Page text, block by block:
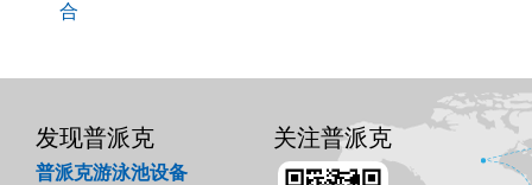
合
发现普派克
普派克游泳池设备
关注普派克